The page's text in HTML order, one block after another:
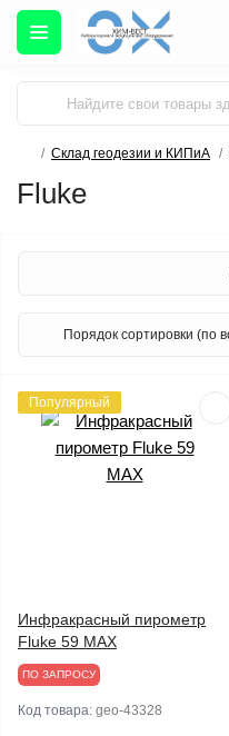
Склад геодезии и КИПиА
Fluke
Популярный
Инфракрасный пирометр
Fluke 59 MAX
ПО ЗАПРОСУ
Код товара: geo-43328